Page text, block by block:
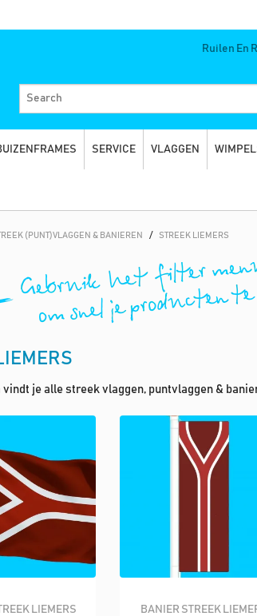
Ruilen En
SERVICE VLAGGEN
(PUNT)VLAGGEN & BANIEREN / STREEK LIEMERS
vindt je alle streek vlaggen, puntvlaggen &
LIEMERS BANIER STREEK